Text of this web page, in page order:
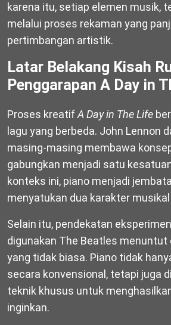
karena itu, setiap elemen musik,
melalui proses rekaman yang
pertimbangan artistik.
Latar Belakang Kisah
Penggarapan A Day in
Proses kreatifA Day in The Life
lagu yang berbeda. John Lennon
masing-masing membawa
gabungkan menjadi satu
konteks ini, piano menjadi
menyatukan dua karakter
Selain itu, pendekatan
digunakan The Beatles menuntut
yang tidak biasa. Piano tidak
secara konvensional, tetapi juga
teknik khusus untuk
inginkan.